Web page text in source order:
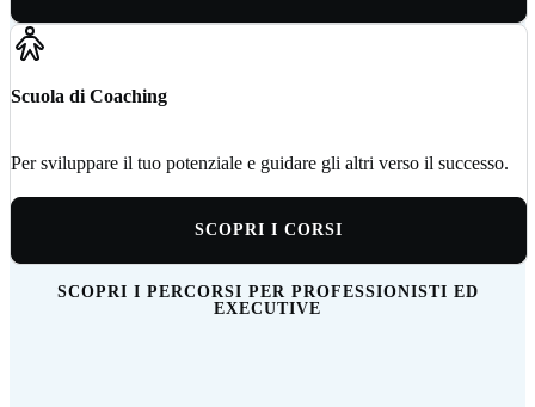
Scuola di Coaching
Per sviluppare il tuo potenziale e guidare gli altri verso il successo.
SCOPRI I CORSI
SCOPRI I PERCORSI PER PROFESSIONISTI ED
EXECUTIVE